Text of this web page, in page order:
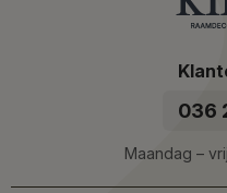
036
Maandag –